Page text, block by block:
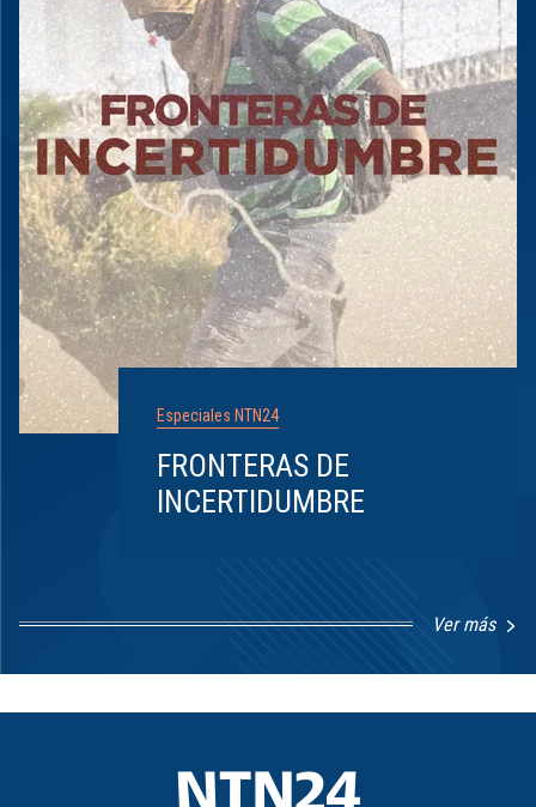
Especiales NTN24
FRONTERAS DE
INCERTIDUMBRE
Ver más
8